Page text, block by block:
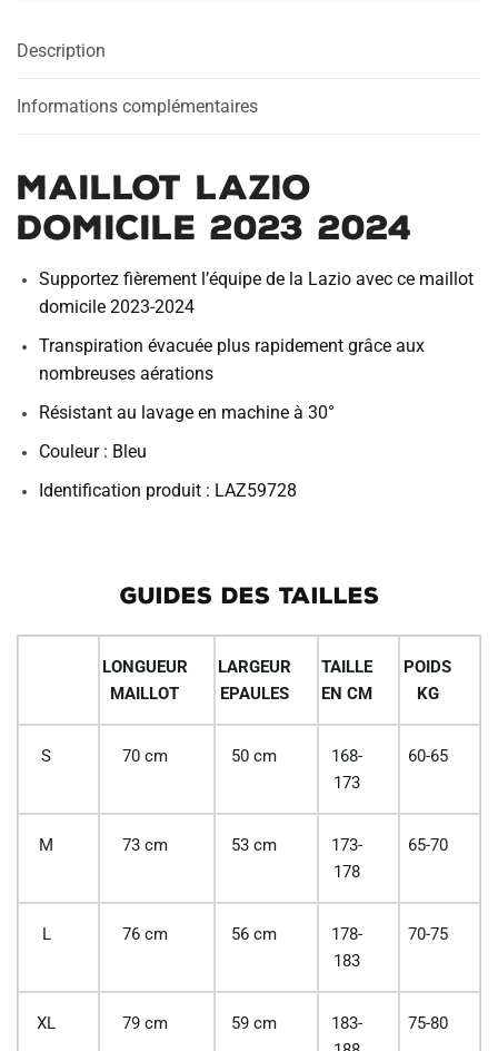
Description
Informations complémentaires
MAILLOT LAZIO
DOMICILE 2023 2024
Supportez fièrement l’équipe de la Lazio avec ce maillot
domicile 2023-2024
Transpiration évacuée plus rapidement grâce aux
nombreuses aérations
Résistant au lavage en machine à 30°
Couleur : Bleu
Identification produit : LAZ59728
GUIDES DES TAILLES
LONGUEUR
MAILLOT
LARGEUR
EPAULES
TAILLE
EN CM
POIDS
KG
S 70 cm 50 cm
168-
173
60-65
M 73 cm 53 cm
173-
178
65-70
L 76 cm 56 cm
178-
183
70-75
XL 79 cm 59 cm
183-
75-80